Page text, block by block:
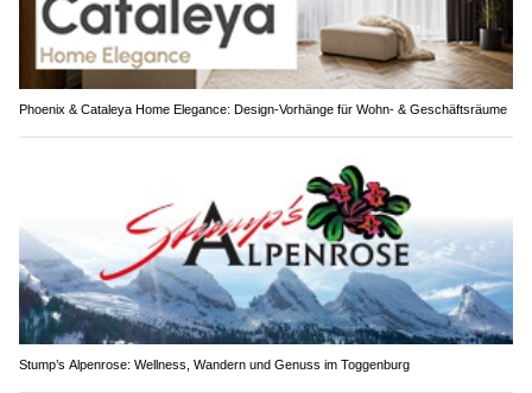
Phoenix & Cataleya Home Elegance: Design-Vorhänge für Wohn- & Geschäftsräume
Stump’s Alpenrose: Wellness, Wandern und Genuss im Toggenburg